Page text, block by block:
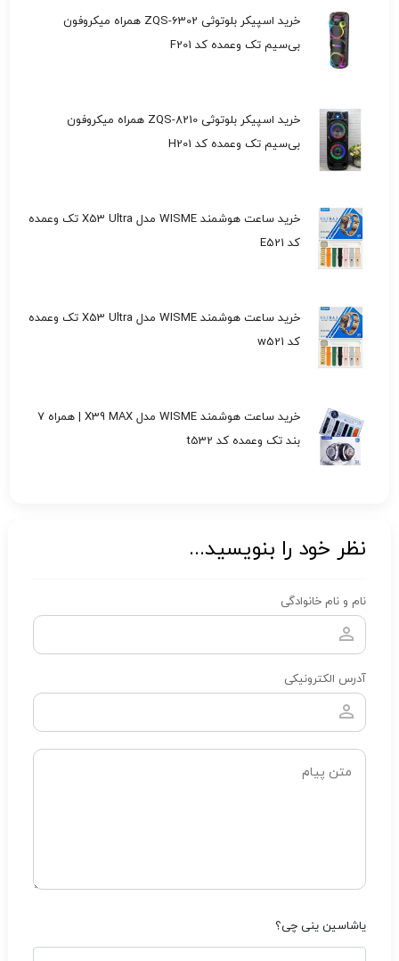
خرید اسپیکر بلوتوثی ZQS-6302 همراه میکروفون
بی‌سیم تک وعمده کد F201
خرید اسپیکر بلوتوثی ZQS-8210 همراه میکروفون
بی‌سیم تک وعمده کد H201
خرید ساعت هوشمند WISME مدل X53 Ultra تک وعمده
کد E521
خرید ساعت هوشمند WISME مدل X53 Ultra تک وعمده
کد w521
خرید ساعت هوشمند WISME مدل X39 MAX | همراه 7
بند تک وعمده کد t532
نظر خود را بنویسید...
نام و نام خانوادگی
آدرس الکترونیکی
یاشاسین ینی چی؟